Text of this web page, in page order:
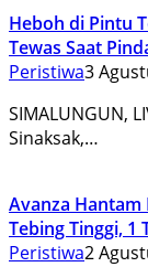
Heboh di Pintu
Tewas Saat
Peristiwa3
SIMALUNGUN,
Sinaksak,…
Avanza Hantam
Tebing Tinggi, 1
Peristiwa2